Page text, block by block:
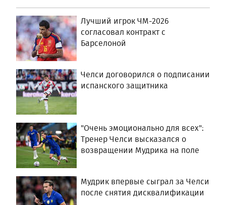
Лучший игрок ЧМ-2026
согласовал контракт с
Барселоной
Челси договорился о подписании
испанского защитника
"Очень эмоционально для всех":
Тренер Челси высказался о
возвращении Мудрика на поле
Мудрик впервые сыграл за Челси
после снятия дисквалификации